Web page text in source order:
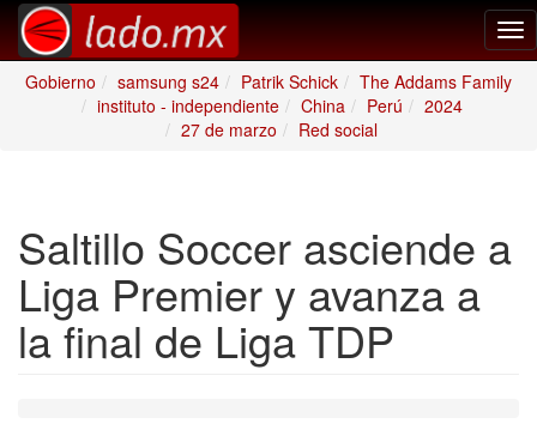
Gobierno
samsung s24 Patrik Schick
The Addams Family
instituto - independiente
China Perú
2024
27 de marzo
Red social
Saltillo Soccer asciende a
Liga Premier y avanza a
la final de Liga TDP